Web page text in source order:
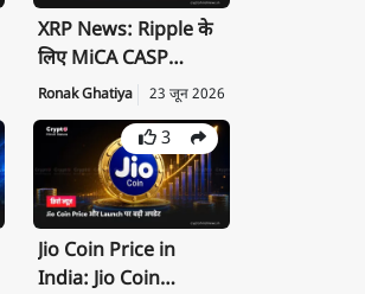
XRP News: Ripple के
लिए MiCA CASP
License क्यों है बड़ी
उपलब्धि
Ronak Ghatiya 23 जून 2026
3
Jio Coin Price in
India: Jio Coin